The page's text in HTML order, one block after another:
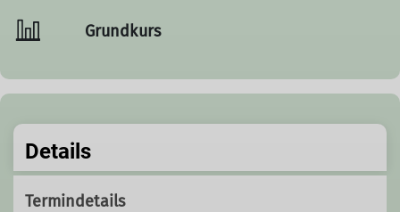
Grundkurs
Details
Termindetails